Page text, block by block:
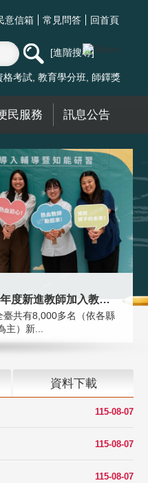
意信箱 常見問答 回首頁
進階搜尋
格考試 教育學分班 師鐸獎
民服務 訊息公告
迎接115學年度新進教師加入教育現
臺共有8,000多名（依各縣
主）新...
資料下載
115-08-07
115-08-07
115-08-07